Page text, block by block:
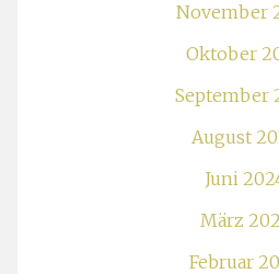
November
Oktober
September
August
Juni
März
Februar